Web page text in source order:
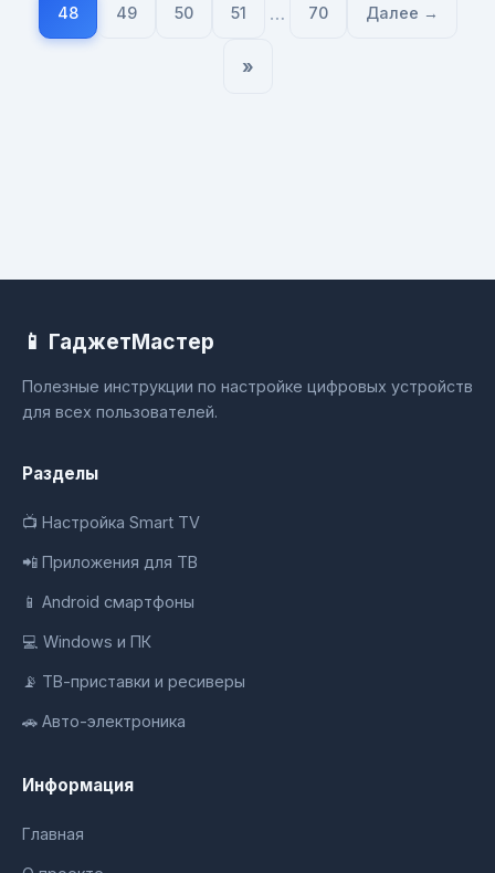
48 49 50 51 … 70 Далее →
»
📱 ГаджетМастер
Полезные инструкции по настройке цифровых устройств
для всех пользователей.
Разделы
📺 Настройка Smart TV
📲 Приложения для ТВ
📱 Android смартфоны
💻 Windows и ПК
📡 ТВ-приставки и ресиверы
🚗 Авто-электроника
Информация
Главная